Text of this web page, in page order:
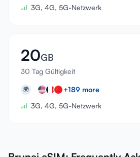
3G, 4G, 5G-Netzwerk
20GB
30 Tag Gültigkeit
🌍 +189 more
3G, 4G, 5G-Netzwerk